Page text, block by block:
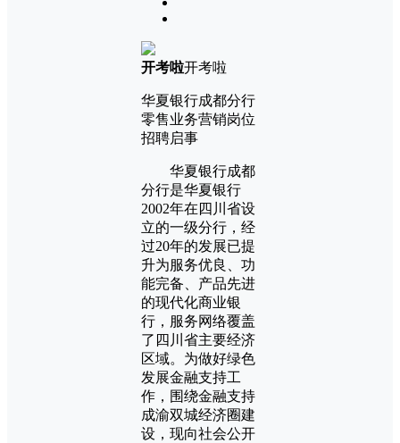
开考啦开考啦
华夏银行成都分行
零售业务营销岗位
招聘启事
华夏银行成都
分行是华夏银行
2002年在四川省设
立的一级分行，经
过20年的发展已提
升为服务优良、功
能完备、产品先进
的现代化商业银
行，服务网络覆盖
了四川省主要经济
区域。为做好绿色
发展金融支持工
作，围绕金融支持
成渝双城经济圈建
设，现向社会公开